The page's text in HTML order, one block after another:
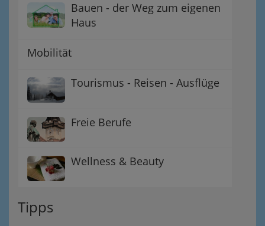
Bauen - der Weg zum eigenen
Haus
Mobilität
Tourismus - Reisen - Ausflüge
Freie Berufe
Wellness & Beauty
Tipps